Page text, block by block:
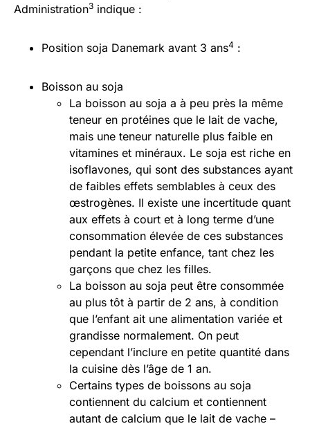
Administration3 indique :
Position soja Danemark avant 3 ans4 :
Boisson au soja
La boisson au soja a à peu près la même
teneur en protéines que le lait de vache,
mais une teneur naturelle plus faible en
vitamines et minéraux. Le soja est riche en
isoflavones, qui sont des substances ayant
de faibles effets semblables à ceux des
œstrogènes. Il existe une incertitude quant
aux effets à court et à long terme d’une
consommation élevée de ces substances
pendant la petite enfance, tant chez les
garçons que chez les filles.
La boisson au soja peut être consommée
au plus tôt à partir de 2 ans, à condition
que l’enfant ait une alimentation variée et
grandisse normalement. On peut
cependant l’inclure en petite quantité dans
la cuisine dès l’âge de 1 an.
Certains types de boissons au soja
contiennent du calcium et contiennent
autant de calcium que le lait de vache –